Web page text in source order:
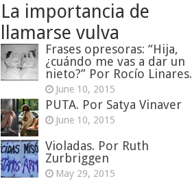
La importancia de
llamarse vulva
Frases opresoras: “Hija,
¿cuándo me vas a dar un
nieto?” Por Rocío Linares.
June 10, 2015
PUTA. Por Satya Vinaver
June 10, 2015
Violadas. Por Ruth
Zurbriggen
May 29, 2015